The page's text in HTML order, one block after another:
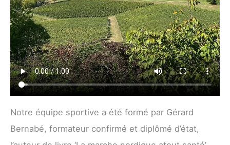
Notre équipe sportive a été formé par Gérard
Bernabé, formateur confirmé et diplômé d’état,